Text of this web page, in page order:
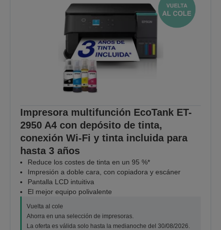
Impresora multifunción EcoTank ET-
2950 A4 con depósito de tinta,
conexión Wi-Fi y tinta incluida para
hasta 3 años
Reduce los costes de tinta en un 95 %*
Impresión a doble cara, con copiadora y escáner
Pantalla LCD intuitiva
El mejor equipo polivalente
Vuelta al cole
Ahorra en una selección de impresoras.
La oferta es válida solo hasta la medianoche del 30/08/2026.